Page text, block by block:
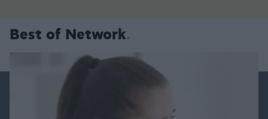
Best of Network